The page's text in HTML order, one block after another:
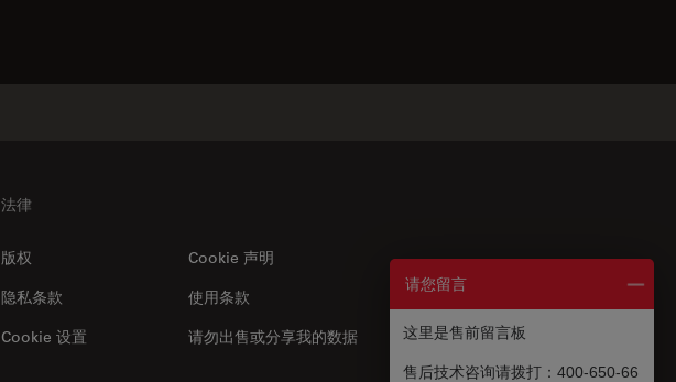
法律
版权
Cookie 声明
隐私条款
请勿出售或分享我的数据
使用条款
Cookie 设置
US|zh
请您留言
这里是售前留言板
售后技术咨询请拨打：400-650-66